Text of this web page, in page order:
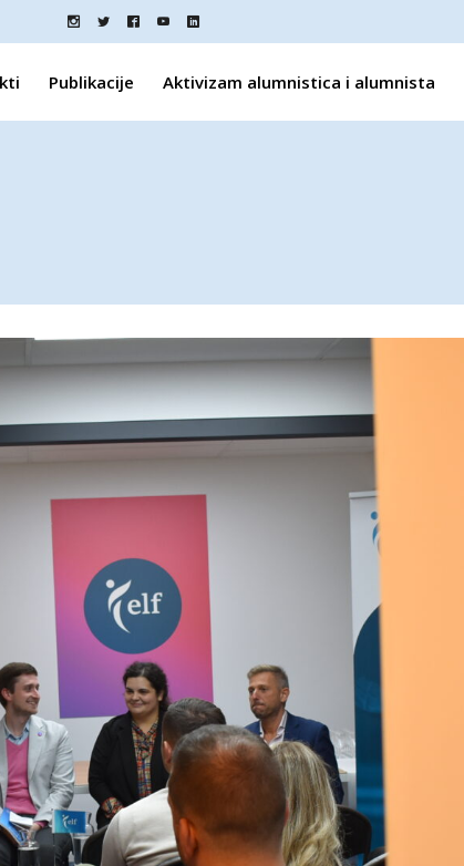
Publikacije Aktivizam alumnistica i alumnista